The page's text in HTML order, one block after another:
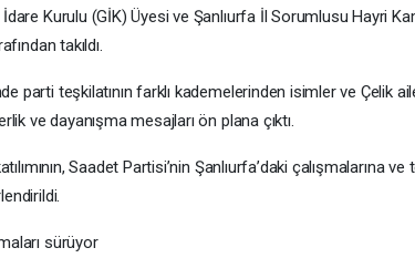
Kurulu (GİK) Üyesi ve Şanlıurfa İl Sorumlusu Hayri
takıldı.
parti teşkilatının farklı kademelerinden isimler ve Çelik
ve dayanışma mesajları ön plana çıktı.
Saadet Partisi’nin Şanlıurfa’daki çalışmalarına
sürüyor